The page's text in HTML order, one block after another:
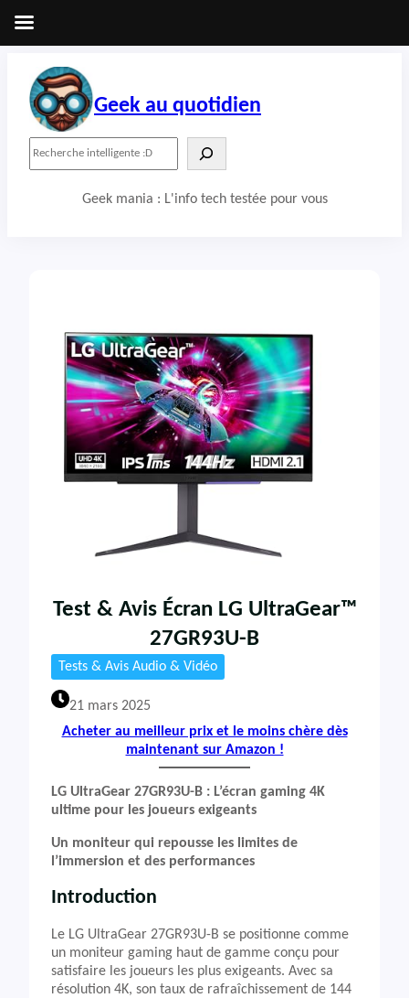
contenu
Geek au quotidien
Geek mania : L'info tech testée pour vous
Test & Avis Écran LG UltraGear™
27GR93U-B
Tests & Avis Audio & Vidéo
21 mars 2025
Acheter au meilleur prix et le moins chère dès
maintenant sur Amazon !
LG UltraGear 27GR93U-B : L’écran gaming 4K
ultime pour les joueurs exigeants
Un moniteur qui repousse les limites de
l’immersion et des performances
Introduction
Le LG UltraGear 27GR93U-B se positionne comme
un moniteur gaming haut de gamme conçu pour
satisfaire les joueurs les plus exigeants. Avec sa
résolution 4K, son taux de rafraîchissement de 144